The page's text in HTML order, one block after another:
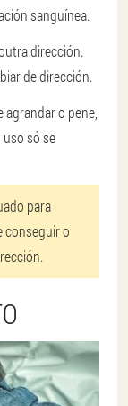
sanguínea.
dirección.
de dirección.
o pene,
só se
para
conseguir o